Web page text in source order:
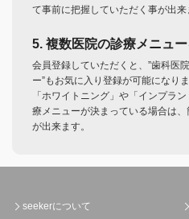
て事前に把握していただく事が出来
5. 複数医院の診療メニュ
会員登録していただくと、”歯科医
ー”もお気に入り登録が可能になりま
「ホワイトニング」や「インプラ
療メニューが決まっている場合は
が出来ます。
seekerについて